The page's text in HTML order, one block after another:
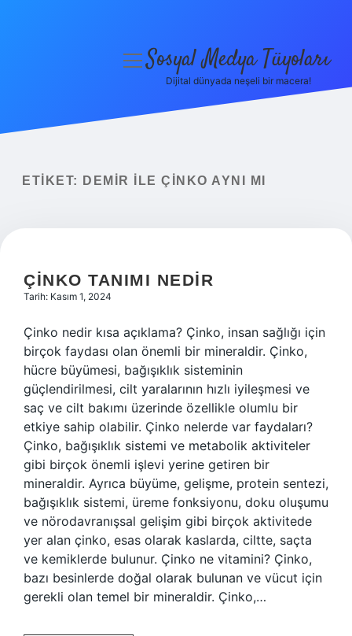
Yasal Uyarı
menüyüSosyal Medya Tüyoları
Dijital dünyada neşeli bir macera!
ETIKET: DEMIR ILE ÇINKO AYNI MI
ÇINKO TANIMI NEDIR
Tarih: Kasım 1, 2024
Çinko nedir kısa açıklama? Çinko, insan sağlığı için
birçok faydası olan önemli bir mineraldir. Çinko,
hücre büyümesi, bağışıklık sisteminin
güçlendirilmesi, cilt yaralarının hızlı iyileşmesi ve
saç ve cilt bakımı üzerinde özellikle olumlu bir
etkiye sahip olabilir. Çinko nelerde var faydaları?
Çinko, bağışıklık sistemi ve metabolik aktiviteler
gibi birçok önemli işlevi yerine getiren bir
mineraldir. Ayrıca büyüme, gelişme, protein sentezi,
bağışıklık sistemi, üreme fonksiyonu, doku oluşumu
ve nörodavranışsal gelişim gibi birçok aktivitede
yer alan çinko, esas olarak kaslarda, ciltte, saçta
ve kemiklerde bulunur. Çinko ne vitamini? Çinko,
bazı besinlerde doğal olarak bulunan ve vücut için
gerekli olan temel bir mineraldir. Çinko,…